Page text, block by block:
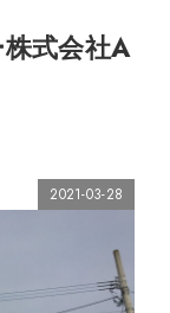
式会社A
2021-03-28